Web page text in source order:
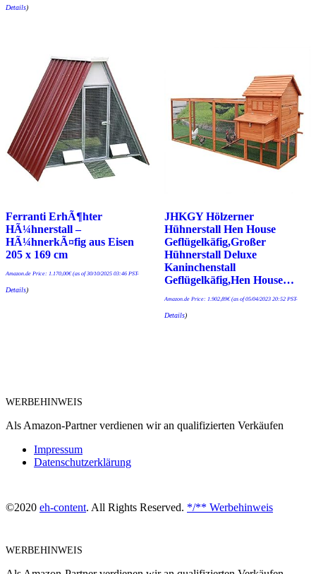
Details)
Ferranti ErhÃ¶hter
HÃ¼hnerstall –
HÃ¼hnerkÃ¤fig aus Eisen
205 x 169 cm
Amazon.de Price: 1.170,00€(as of 30/10/2025 03:46 PST-
Details)
JHKGY Hölzerner
Hühnerstall Hen House
Geflügelkäfig,Großer
Hühnerstall Deluxe
Kaninchenstall
Geflügelkäfig,Hen House…
Amazon.de Price: 1.902,89€(as of 05/04/2023 20:52 PST-
Details)
WERBEHINWEIS
Als Amazon-Partner verdienen wir an qualifizierten Verkäufen
Impressum
Datenschutzerklärung
©2020 eh-content. All Rights Reserved. */** Werbehinweis
WERBEHINWEIS